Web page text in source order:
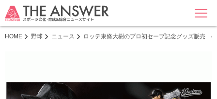
MENU
HOME 野球 ニュース ロッテ東條大樹のプロ初セーブ記念グッズ販売 4